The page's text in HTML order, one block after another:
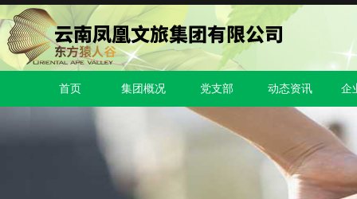
首页 集团概况 党支部 动态资讯 企